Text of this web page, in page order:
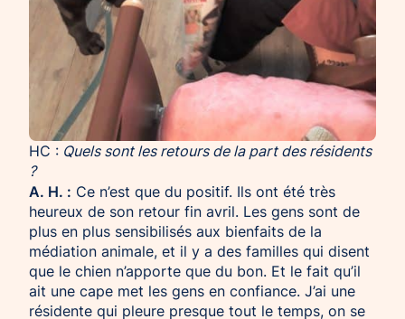
HC : Quels sont les retours de la part des résidents
?
A. H. : Ce n’est que du positif. Ils ont été très
heureux de son retour fin avril. Les gens sont de
plus en plus sensibilisés aux bienfaits de la
médiation animale, et il y a des familles qui disent
que le chien n’apporte que du bon. Et le fait qu’il
ait une cape met les gens en confiance. J’ai une
résidente qui pleure presque tout le temps, on se